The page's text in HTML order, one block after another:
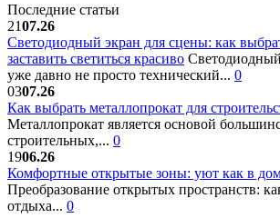
Последние статьи
2107.26
Светодиодный экран для сцены: как
заставить светиться красиво
уже давно не просто технический... 0
0307.26
Как выбрать металлопрокат для
Металлопрокат является основой
строительных,... 0
1906.26
Комфортные открытые зоны: уют как в
Преобразование открытых пространств:
отдыха... 0